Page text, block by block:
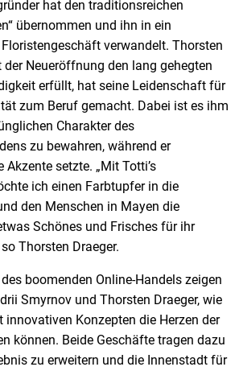
hat den traditionsreichen
übernommen und ihn in ein
verwandelt. Thorsten
der Neueröffnung den lang gehegten
erfüllt, hat seine Leidenschaft für
zum Beruf gemacht. Dabei ist es ihm
Charakter des
zu bewahren, während er
setzte. „Mit Totti’s
ich einen Farbtupfer in die
den Menschen in Mayen die
Schönes und Frisches für ihr
Thorsten Draeger.
boomenden Online-Handels zeigen
Smyrnov und Thorsten Draeger, wie
innovativen Konzepten die Herzen der
können. Beide Geschäfte tragen dazu
zu erweitern und die Innenstadt für